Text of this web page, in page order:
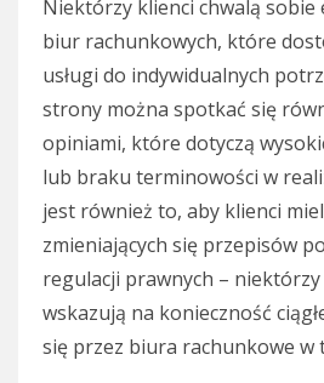
Niektórzy klienci chwalą
biur rachunkowych, które
usługi do indywidualnych
strony można spotkać się
opiniami, które dotyczą
lub braku terminowości w
jest również to, aby klienci
zmieniających się przepisów
regulacji prawnych –
wskazują na konieczność
się przez biura rachunkowe w